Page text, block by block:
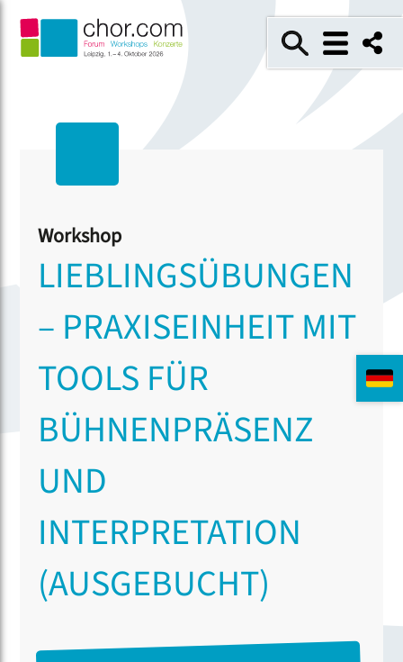
Workshop
LIEBLINGSÜBUNGEN
– PRAXISEINHEIT MIT
TOOLS FÜR
BÜHNENPRÄSENZ
UND
INTERPRETATION
(AUSGEBUCHT)